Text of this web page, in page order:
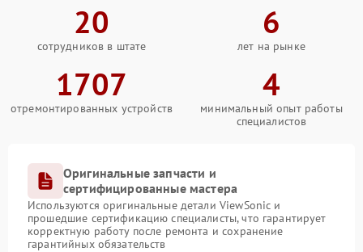
20
сотрудников в штате
6
лет на рынке
1707
отремонтированных устройств
4
минимальный опыт работы
специалистов
Оригинальные запчасти и
сертифицированные мастера
Используются оригинальные детали ViewSonic и
прошедшие сертификацию специалисты, что гарантирует
корректную работу после ремонта и сохранение
гарантийных обязательств